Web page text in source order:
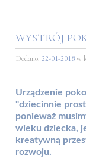
WYSTRÓJ
Dodano: 22-01-2018w
Urządzenie
"dziecinnie
ponieważ
wieku dziecka,
kreatywną
rozwoju.